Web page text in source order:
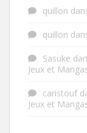
quillon
quillon
Sasuke
Jeux et
caristouf
Jeux et